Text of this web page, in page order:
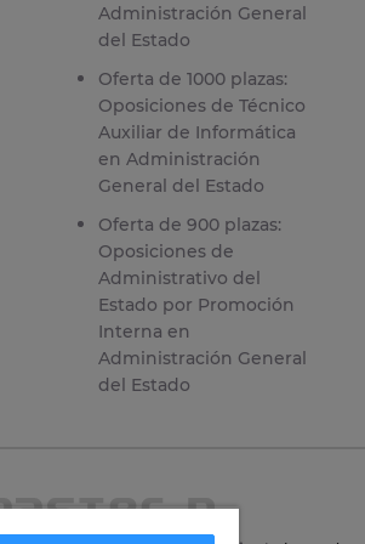
Administración General
del Estado
Oferta de 1000 plazas:
Oposiciones de Técnico
Auxiliar de Informática
en Administración
General del Estado
Oferta de 900 plazas:
Oposiciones de
Administrativo del
Estado por Promoción
Interna en
Administración General
del Estado